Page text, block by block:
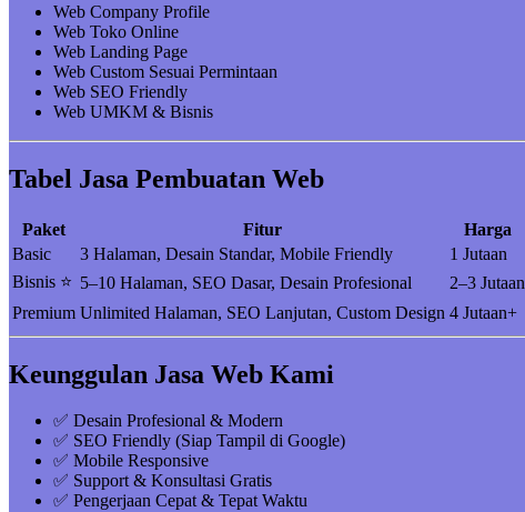
Web Company Profile
Web Toko Online
Web Landing Page
Web Custom Sesuai Permintaan
Web SEO Friendly
Web UMKM & Bisnis
Tabel Jasa Pembuatan Web
Paket Fitur Harga
Basic
3 Halaman, Desain Standar, Mobile Friendly 1 Jutaan
Bisnis ⭐ 5–10 Halaman, SEO Dasar, Desain Profesional 2–3 Jutaan
Premium Unlimited Halaman, SEO Lanjutan, Custom Design 4 Jutaan+
Keunggulan Jasa Web Kami
✅ Desain Profesional & Modern
✅ SEO Friendly (Siap Tampil di Google)
✅ Mobile Responsive
✅ Support & Konsultasi Gratis
✅ Pengerjaan Cepat & Tepat Waktu